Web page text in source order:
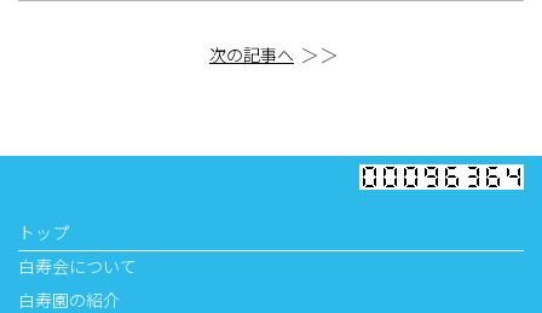
次の記事へ ＞＞
トップ
白寿会について
白寿園の紹介